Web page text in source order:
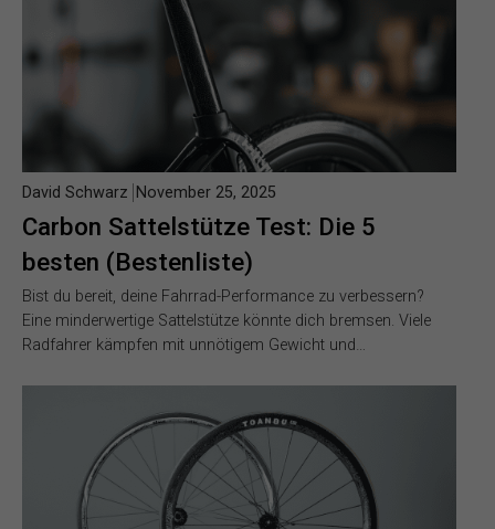
Carbon Sattelstütze Test: Die 5
besten (Bestenliste)
David Schwarz November 25, 2025
Bist du bereit, deine Fahrrad-Performance zu verbessern?
Eine minderwertige Sattelstütze könnte dich bremsen. Viele
Radfahrer kämpfen mit unnötigem Gewicht und…